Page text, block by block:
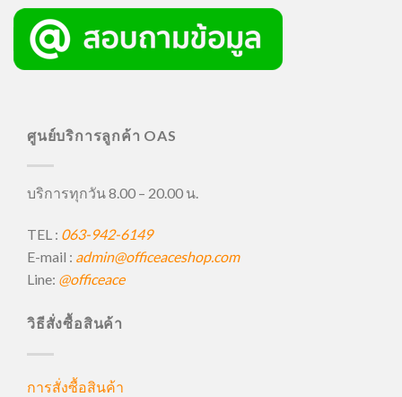
ศูนย์บริการลูกค้า OAS
บริการทุกวัน 8.00 – 20.00 น.
TEL : 063-942-6149
E-mail : admin@officeaceshop.com
Line: @officeace
วิธีสั่งซื้อสินค้า
การสั่งซื้อสินค้า